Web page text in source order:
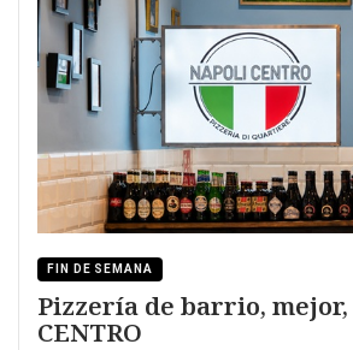
FIN DE SEMANA
Pizzería de barrio, mejor,
CENTRO